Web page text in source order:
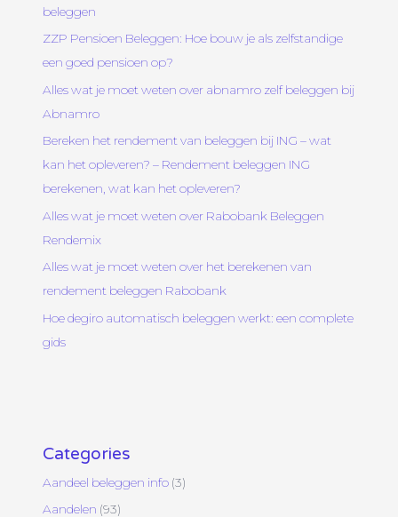
beleggen
ZZP Pensioen Beleggen: Hoe bouw je als zelfstandige
een goed pensioen op?
Alles wat je moet weten over abnamro zelf beleggen bij
Abnamro
Bereken het rendement van beleggen bij ING – wat
kan het opleveren? – Rendement beleggen ING
berekenen, wat kan het opleveren?
Alles wat je moet weten over Rabobank Beleggen
Rendemix
Alles wat je moet weten over het berekenen van
rendement beleggen Rabobank
Hoe degiro automatisch beleggen werkt: een complete
gids
Categories
Aandeel beleggen info (3)
Aandelen (93)